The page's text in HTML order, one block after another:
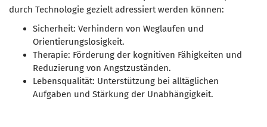
durch Technologie gezielt adressiert werden können:
Sicherheit: Verhindern von Weglaufen und
Orientierungslosigkeit.
Therapie: Förderung der kognitiven Fähigkeiten und
Reduzierung von Angstzuständen.
Lebensqualität: Unterstützung bei alltäglichen
Aufgaben und Stärkung der Unabhängigkeit.